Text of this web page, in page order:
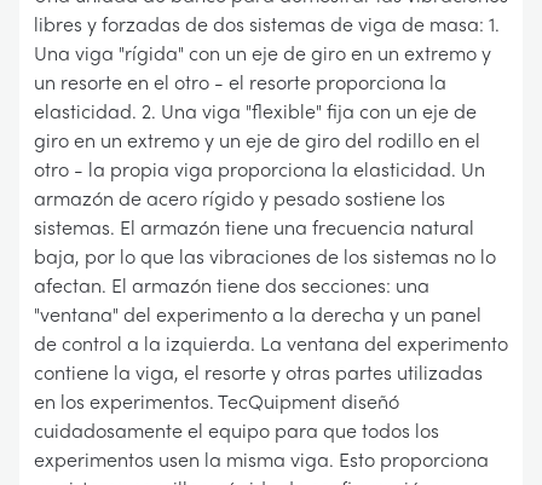
libres y forzadas de dos sistemas de viga de masa: 1.
Una viga "rígida" con un eje de giro en un extremo y
un resorte en el otro - el resorte proporciona la
elasticidad. 2. Una viga "flexible" fija con un eje de
giro en un extremo y un eje de giro del rodillo en el
otro - la propia viga proporciona la elasticidad. Un
armazón de acero rígido y pesado sostiene los
sistemas. El armazón tiene una frecuencia natural
baja, por lo que las vibraciones de los sistemas no lo
afectan. El armazón tiene dos secciones: una
"ventana" del experimento a la derecha y un panel
de control a la izquierda. La ventana del experimento
contiene la viga, el resorte y otras partes utilizadas
en los experimentos. TecQuipment diseñó
cuidadosamente el equipo para que todos los
experimentos usen la misma viga. Esto proporciona